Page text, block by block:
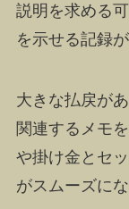
説明を求める
を示せる記録
大きな払戻が
関連するメモ
や掛け金とセ
がスムーズにな